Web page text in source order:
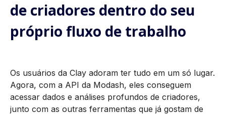
de criadores dentro do seu
próprio fluxo de trabalho
Os usuários da Clay adoram ter tudo em um só lugar.
Agora, com a API da Modash, eles conseguem
acessar dados e análises profundos de criadores,
junto com as outras ferramentas que já gostam de